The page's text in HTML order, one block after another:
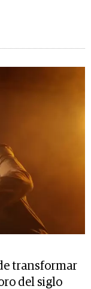
transformar
del siglo